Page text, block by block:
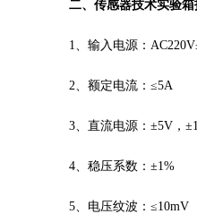
二、 传感器技术实验箱
1、输入电源：
2、额定电流：≤5A
3、直流电源：±5V，
4、稳压系数：±1%
5、电压纹波：≤10mV